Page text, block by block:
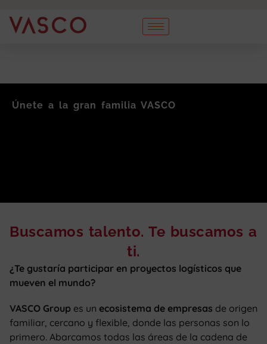
Únete a la gran familia VASCO
Buscamos talento. Te buscamos a
ti.
¿Te gustaría participar en proyectos logísticos que
mueven el mundo?
VASCO Group es un ecosistema de empresas de origen
familiar, cercano y flexible, donde las personas son lo
primero. Abarcamos todas las áreas de la cadena de